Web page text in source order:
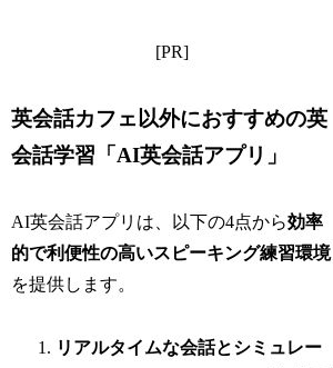
[PR]
英会話カフェ以外におすすめの英
会話学習「AI英会話アプリ」
AI英会話アプリは、以下の4点から効率
的で利便性の高いスピーキング練習環境
を提供します。
リアルタイムな会話とシミュレー